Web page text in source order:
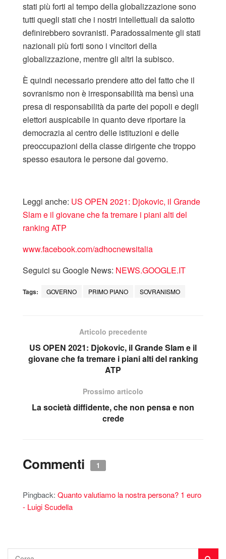
stati più forti al tempo della globalizzazione sono
tutti quegli stati che i nostri intellettuali da salotto
definirebbero sovranisti. Paradossalmente gli stati
nazionali più forti sono i vincitori della
globalizzazione, mentre gli altri la subisco.
È quindi necessario prendere atto del fatto che il
sovranismo non è irresponsabilità ma bensì una
presa di responsabilità da parte dei popoli e degli
elettori auspicabile in quanto deve riportare la
democrazia al centro delle istituzioni e delle
preoccupazioni della classe dirigente che troppo
spesso esautora le persone dal governo.
Leggi anche: US OPEN 2021: Djokovic, il Grande
Slam e il giovane che fa tremare i piani alti del
ranking ATP
www.facebook.com/adhocnewsitalia
Seguici su Google News: NEWS.GOOGLE.IT
Tags: GOVERNO PRIMO PIANO SOVRANISMO
Articolo precedente
US OPEN 2021: Djokovic, il Grande Slam e il
giovane che fa tremare i piani alti del ranking
ATP
Prossimo articolo
La società diffidente, che non pensa e non
crede
Commenti 1
Pingback: Quanto valutiamo la nostra persona? 1 euro
- Luigi Scudella